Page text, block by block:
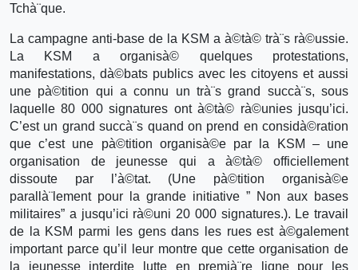
Tchà¨que.
La campagne anti-base de la KSM a à©tà© trà¨s rà©ussie.
La KSM a organisà© quelques protestations,
manifestations, dà©bats publics avec les citoyens et aussi
une pà©tition qui a connu un trà¨s grand succà¨s, sous
laquelle 80 000 signatures ont à©tà© rà©unies jusqu’ici.
C’est un grand succà¨s quand on prend en considà©ration
que c’est une pà©tition organisà©e par la KSM – une
organisation de jeunesse qui a à©tà© officiellement
dissoute par l’à©tat. (Une pà©tition organisà©e
parallà¨lement pour la grande initiative ” Non aux bases
militaires” a jusqu’ici rà©uni 20 000 signatures.). Le travail
de la KSM parmi les gens dans les rues est à©galement
important parce qu’il leur montre que cette organisation de
la jeunesse interdite lutte en premià¨re ligne pour les